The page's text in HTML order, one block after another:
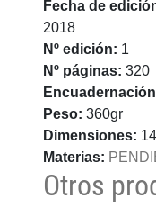
Fecha de
2018
Nº edición: 1
Nº páginas: 320
Peso: 360gr
Dimensiones:
Materias:
Otros